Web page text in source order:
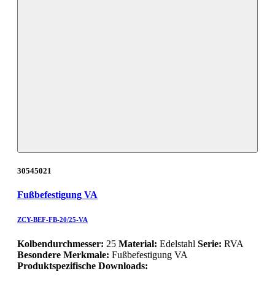
30545021
Fußbefestigung VA
ZCY-BEF-FB-20/25-VA
Kolbendurchmesser: 25 Material: Edelstahl Serie: RVA
Besondere Merkmale: Fußbefestigung VA
Produktspezifische Downloads: